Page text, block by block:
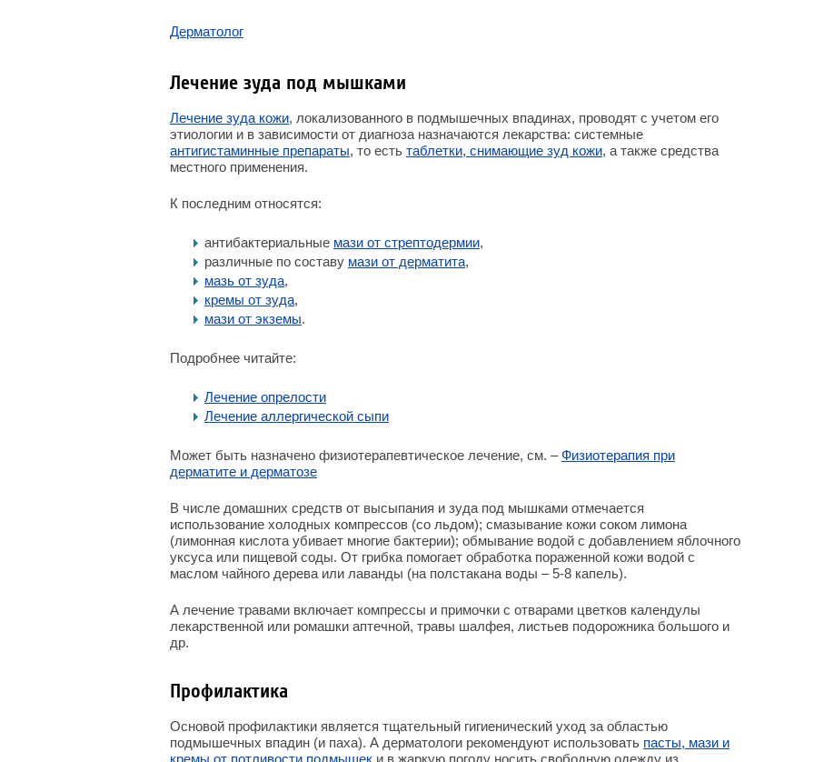
Дерматолог
Лечение зуда под мышками
Лечение зуда кожи, локализованного в подмышечных впадинах, проводят с учетом его
этиологии и в зависимости от диагноза назначаются лекарства: системные
антигистаминные препараты, то есть таблетки, снимающие зуд кожи, а также средства
местного применения.
К последним относятся:
антибактериальные мази от стрептодермии,
различные по составу мази от дерматита,
мазь от зуда,
кремы от зуда,
мази от экземы.
Подробнее читайте:
Лечение опрелости
Лечение аллергической сыпи
Может быть назначено физиотерапевтическое лечение, см. –Физиотерапия при
дерматите и дерматозе
В числе домашних средств от высыпания и зуда под мышками отмечается
использование холодных компрессов (со льдом); смазывание кожи соком лимона
(лимонная кислота убивает многие бактерии); обмывание водой с добавлением яблочного
уксуса или пищевой соды. От грибка помогает обработка пораженной кожи водой с
маслом чайного дерева или лаванды (на полстакана воды – 5-8 капель).
А лечение травами включает компрессы и примочки с отварами цветков календулы
лекарственной или ромашки аптечной, травы шалфея, листьев подорожника большого и
др.
Профилактика
Основой профилактики является тщательный гигиенический уход за областью
подмышечных впадин (и паха). А дерматологи рекомендуют использовать пасты, мази и
кремы от потливости подмышек и в жаркую погоду носить свободную одежду из